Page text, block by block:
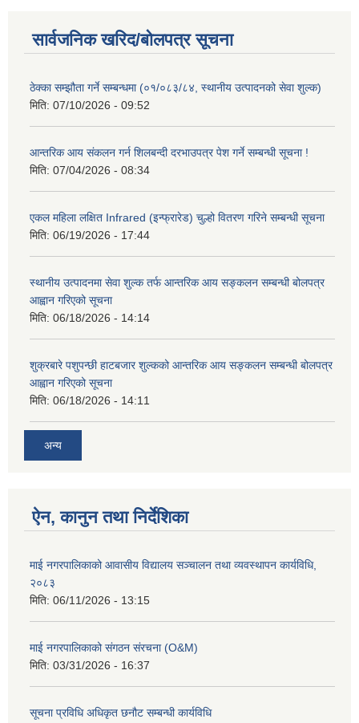
सार्वजनिक खरिद/बोलपत्र सूचना
ठेक्का सम्झौता गर्ने सम्बन्धमा (०१/०८३/८४, स्थानीय उत्पादनको सेवा शुल्क)
मिति: 07/10/2026 - 09:52
आन्तरिक आय संकलन गर्न शिलबन्दी दरभाउपत्र पेश गर्ने सम्बन्धी सूचना !
मिति: 07/04/2026 - 08:34
एकल महिला लक्षित Infrared (इन्फ्रारेड) चुल्हो वितरण गरिने सम्बन्धी सूचना
मिति: 06/19/2026 - 17:44
स्थानीय उत्पादनमा सेवा शुल्क तर्फ आन्तरिक आय सङ्कलन सम्बन्धी बोलपत्र
आह्वान गरिएको सूचना
मिति: 06/18/2026 - 14:14
शुक्रबारे पशुपन्छी हाटबजार शुल्कको आन्तरिक आय सङ्कलन सम्बन्धी बोलपत्र
आह्वान गरिएको सूचना
मिति: 06/18/2026 - 14:11
अन्य
ऐन, कानुन तथा निर्देशिका
माई नगरपालिकाको आवासीय विद्यालय सञ्चालन तथा व्यवस्थापन कार्यविधि,
२०८३
मिति: 06/11/2026 - 13:15
माई नगरपालिकाको संगठन संरचना (O&M)
मिति: 03/31/2026 - 16:37
सूचना प्रविधि अधिकृत छनौट सम्बन्धी कार्यविधि